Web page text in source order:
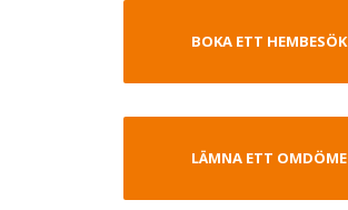
BOKA ETT HEMBESÖK
LÄMNA ETT OMDÖME